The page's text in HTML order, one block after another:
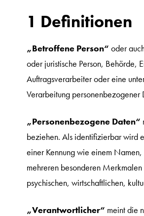
1 Definitionen
„Betroffene Person“ oder
oder juristische Person, Behörde,
Auftragsverarbeiter oder eine
Verarbeitung personenbezogener
„Personenbezogene Daten“
beziehen. Als identifizierbar wird
einer Kennung wie einem
mehreren besonderen
psychischen, wirtschaftlichen,
„Verantwortlicher“ meint die